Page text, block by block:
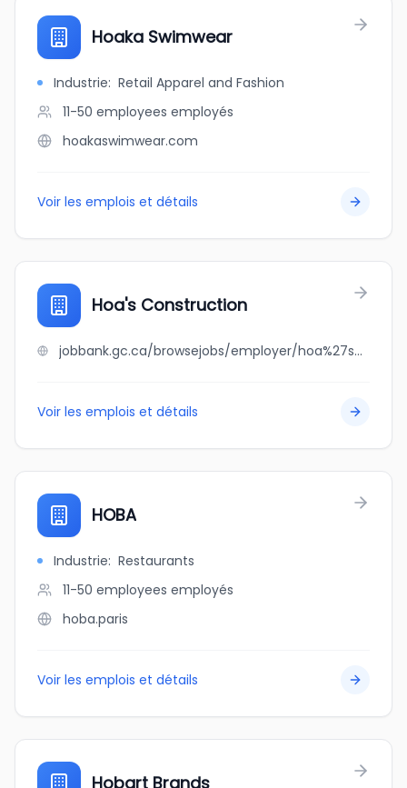
Hoaka Swimwear
Industrie: Retail Apparel and Fashion
11-50 employees employés
hoakaswimwear.com
Voir les emplois et détails
Hoa's Construction
jobbank.gc.ca/browsejobs/employer/hoa%27s+construction/ca
Voir les emplois et détails
HOBA
Industrie: Restaurants
11-50 employees employés
hoba.paris
Voir les emplois et détails
Hobart Brands